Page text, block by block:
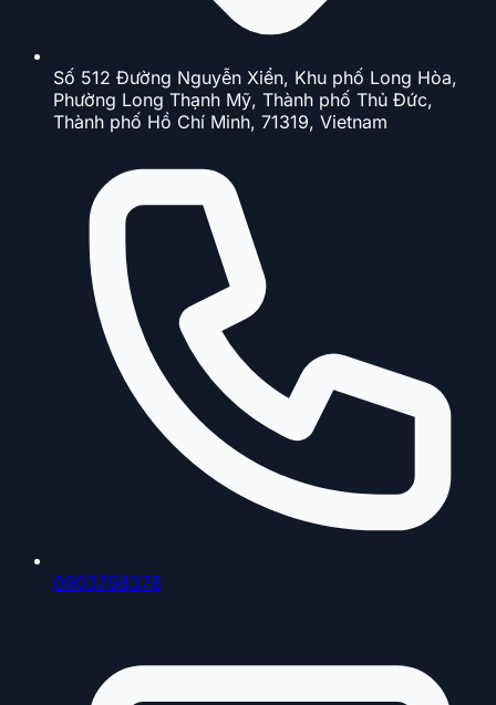
Số 512 Đường Nguyễn Xiển, Khu phố Long Hòa,
Phường Long Thạnh Mỹ, Thành phố Thủ Đức,
Thành phố Hồ Chí Minh, 71319, Vietnam
0903798378